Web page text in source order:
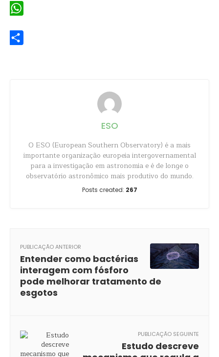
ESO
O ESO (European Southern Observatory) é a mais
importante organização europeia intergovernamental
para a investigação em astronomia e é de longe o
observatório astronômico mais produtivo do mundo.
Posts created: 267
PUBLICAÇÃO ANTERIOR
Entender como bactérias
interagem com fósforo
pode melhorar tratamento de
esgotos
PUBLICAÇÃO SEGUINTE
Estudo descreve